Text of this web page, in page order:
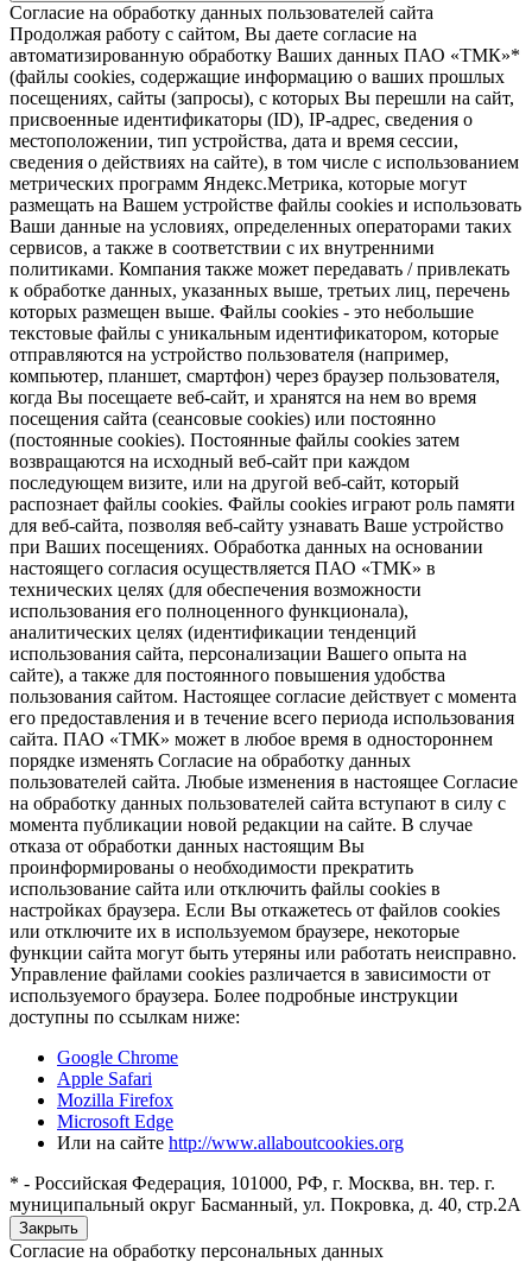
Согласие на обработку данных пользователей сайта
Продолжая работу с сайтом, Вы даете согласие на
автоматизированную обработку Ваших данных ПАО «ТМК»*
(файлы cookies, содержащие информацию о ваших прошлых
посещениях, сайты (запросы), с которых Вы перешли на сайт,
присвоенные идентификаторы (ID), IP-адрес, сведения о
местоположении, тип устройства, дата и время сессии,
сведения о действиях на сайте), в том числе с использованием
метрических программ Яндекс.Метрика, которые могут
размещать на Вашем устройстве файлы cookies и использовать
Ваши данные на условиях, определенных операторами таких
сервисов, а также в соответствии с их внутренними
политиками. Компания также может передавать / привлекать
к обработке данных, указанных выше, третьих лиц, перечень
которых размещен выше. Файлы cookies - это небольшие
текстовые файлы с уникальным идентификатором, которые
отправляются на устройство пользователя (например,
компьютер, планшет, смартфон) через браузер пользователя,
когда Вы посещаете веб-сайт, и хранятся на нем во время
посещения сайта (сеансовые cookies) или постоянно
(постоянные cookies). Постоянные файлы cookies затем
возвращаются на исходный веб-сайт при каждом
последующем визите, или на другой веб-сайт, который
распознает файлы cookies. Файлы cookies играют роль памяти
для веб-сайта, позволяя веб-сайту узнавать Ваше устройство
при Ваших посещениях. Обработка данных на основании
настоящего согласия осуществляется ПАО «ТМК» в
технических целях (для обеспечения возможности
использования его полноценного функционала),
аналитических целях (идентификации тенденций
использования сайта, персонализации Вашего опыта на
сайте), а также для постоянного повышения удобства
пользования сайтом. Настоящее согласие действует с момента
его предоставления и в течение всего периода использования
сайта. ПАО «ТМК» может в любое время в одностороннем
порядке изменять Согласие на обработку данных
пользователей сайта. Любые изменения в настоящее Согласие
на обработку данных пользователей сайта вступают в силу с
момента публикации новой редакции на сайте. В случае
отказа от обработки данных настоящим Вы
проинформированы о необходимости прекратить
использование сайта или отключить файлы cookies в
настройках браузера. Если Вы откажетесь от файлов cookies
или отключите их в используемом браузере, некоторые
функции сайта могут быть утеряны или работать неисправно.
Управление файлами cookies различается в зависимости от
используемого браузера. Более подробные инструкции
доступны по ссылкам ниже:
Google Chrome
Apple Safari
Mozilla Firefox
Microsoft Edge
Или на сайте http://www.allaboutcookies.org
* - Российская Федерация, 101000, РФ, г. Москва, вн. тер. г.
муниципальный округ Басманный, ул. Покровка, д. 40, стр.2А
Закрыть
Согласие на обработку персональных данных